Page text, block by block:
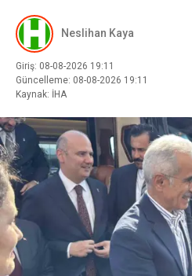
Neslihan Kaya
Giriş: 08-08-2026 19:11
Güncelleme: 08-08-2026 19:11
Kaynak: İHA